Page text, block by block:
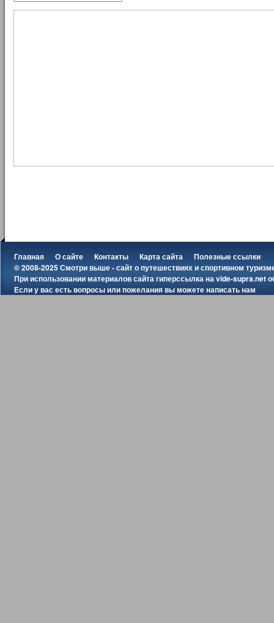
Главная О сайте Контакты Карта сайта
Полезные ссылки
© 2008-2025 Смотри выше - сайт о путешествиях и спортивном
При использовании материалов сайта гиперссылка наvide-supra.net
Если у вас есть вопросы или пожелания вы можетенаписать нам